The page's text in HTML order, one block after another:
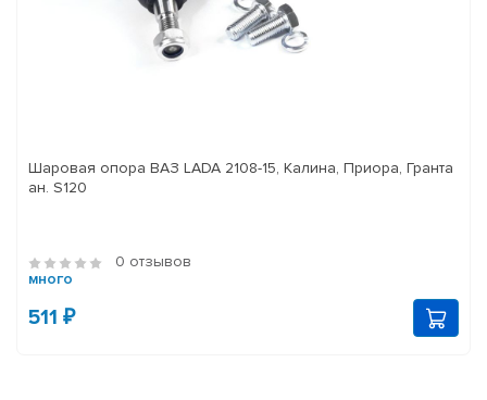
Шаровая опора ВАЗ LADA 2108-15, Калина, Приора, Гранта
ан. S120
0 отзывов
много
511 ₽